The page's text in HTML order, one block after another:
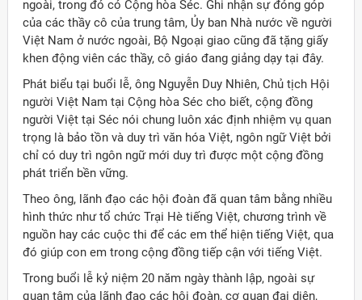
ngoài, trong đó có Cộng hòa Séc. Ghi nhận sự đóng góp
của các thầy cô của trung tâm, Ủy ban Nhà nước về người
Việt Nam ở nước ngoài, Bộ Ngoại giao cũng đã tặng giấy
khen động viên các thầy, cô giáo đang giảng dạy tại đây.
Phát biểu tại buổi lễ, ông Nguyễn Duy Nhiên, Chủ tịch Hội
người Việt Nam tại Cộng hòa Séc cho biết, cộng đồng
người Việt tại Séc nói chung luôn xác định nhiệm vụ quan
trọng là bảo tồn và duy trì văn hóa Việt, ngôn ngữ Việt bởi
chỉ có duy trì ngôn ngữ mới duy trì được một cộng đồng
phát triển bền vững.
Theo ông, lãnh đạo các hội đoàn đã quan tâm bằng nhiều
hình thức như tổ chức Trại Hè tiếng Việt, chương trình về
nguồn hay các cuộc thi để các em thể hiện tiếng Việt, qua
đó giúp con em trong cộng đồng tiếp cận với tiếng Việt.
Trong buổi lễ kỷ niệm 20 năm ngày thành lập, ngoài sự
quan tâm của lãnh đạo các hội đoàn, cơ quan đại diện,